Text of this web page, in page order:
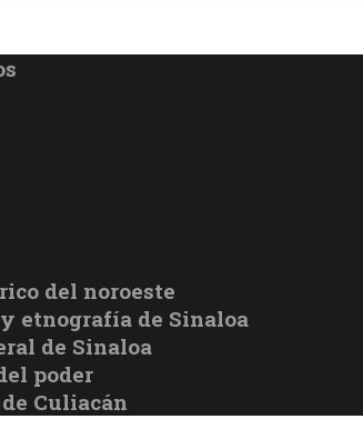
del noroeste
etnografía de Sinaloa
de Sinaloa
poder
Culiacán